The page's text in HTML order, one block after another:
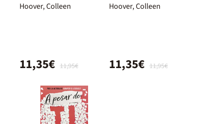
Hoover, Colleen
11,95€
11,35€
Hoover, Colleen
11,95€
11,35€